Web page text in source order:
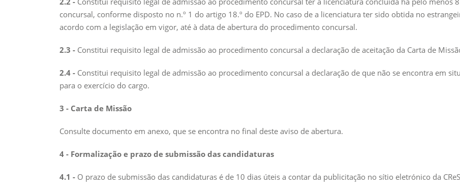
concursal, conforme disposto no n.º 1 do artigo 18.º do EPD. No caso de a licenciatura ter sido obtida no
acordo com a legislação em vigor, até à data de abertura do procedimento concursal.
2.3 - Constitui requisito legal de admissão ao procedimento concursal a declaração de aceitação da Carta de
2.4 - Constitui requisito legal de admissão ao procedimento concursal a declaração de que não se encontra em
para o exercício do cargo.
3 - Carta de Missão
Consulte documento em anexo, que se encontra no final deste aviso de abertura.
4 - Formalização e prazo de submissão das candidaturas
4.1 - O prazo de submissão das candidaturas é de 10 dias úteis a contar da publicitação no sítio eletrónico da